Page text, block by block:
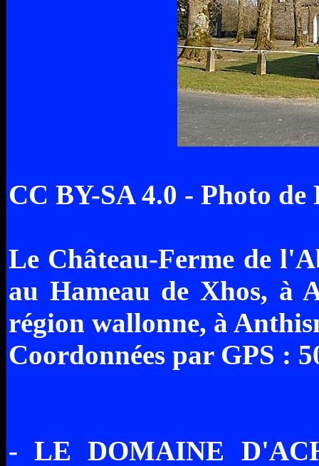
CC BY-SA 4.0 - Photo de
Le Château-Ferme de
au Hameau de Xhos, à
région wallonne, à
Coordonnées par GPS :
- LE DOMAINE